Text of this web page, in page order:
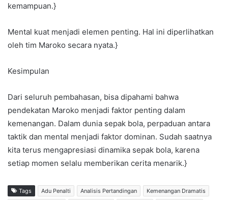
kemampuan.}
Mental kuat menjadi elemen penting. Hal ini diperlihatkan
oleh tim Maroko secara nyata.}
Kesimpulan
Dari seluruh pembahasan, bisa dipahami bahwa
pendekatan Maroko menjadi faktor penting dalam
kemenangan. Dalam dunia sepak bola, perpaduan antara
taktik dan mental menjadi faktor dominan. Sudah saatnya
kita terus mengapresiasi dinamika sepak bola, karena
setiap momen selalu memberikan cerita menarik.}
Tags Adu Penalti Analisis Pertandingan
Kemenangan Dramatis